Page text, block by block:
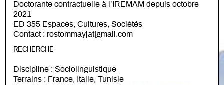
Doctorante contractuelle à l’IREMAM depuis octobre
2021
ED 355 Espaces, Cultures, Sociétés
Contact : rostommay[at]gmail.com
RECHERCHE
Discipline : Sociolinguistique
Terrains : France, Italie, Tunisie